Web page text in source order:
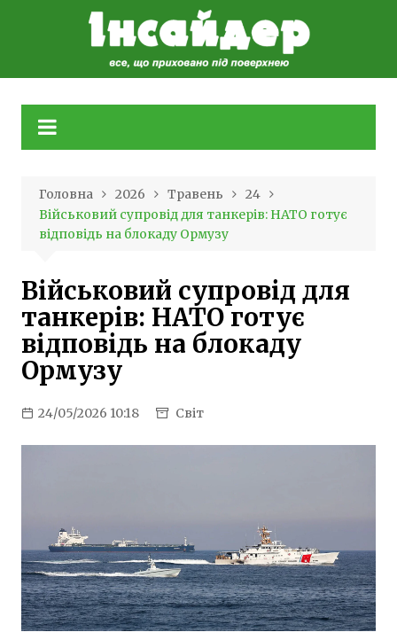
Головна 2026 Травень
24
Військовий супровід для танкерів: НАТО готує
відповідь на блокаду Ормузу
Військовий супровід для
танкерів: НАТО готує
відповідь на блокаду
Ормузу
24/05/2026 10:18 Світ